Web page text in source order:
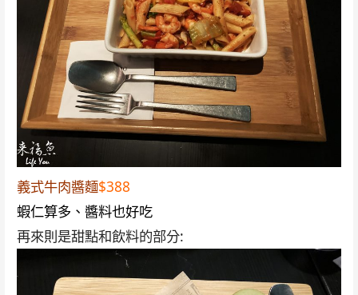
義式牛肉醬麵$388
蝦仁算多、醬料也好吃
再來則是甜點和飲料的部分: